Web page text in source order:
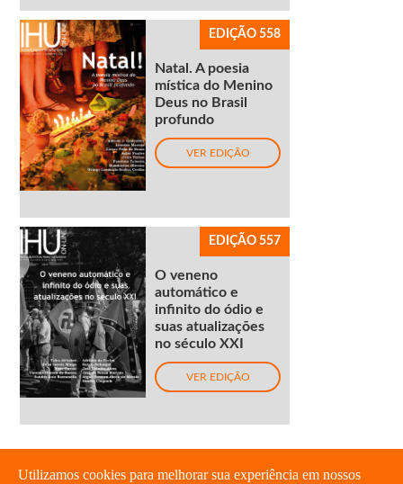
EDIÇÃO 558
Natal. A poesia
mística do Menino
Deus no Brasil
profundo
VER EDIÇÃO
EDIÇÃO 557
O veneno
automático e
infinito do ódio e
suas atualizações
no século XXI
VER EDIÇÃO
Utilizamos cookies para melhorar sua experiência em nossos